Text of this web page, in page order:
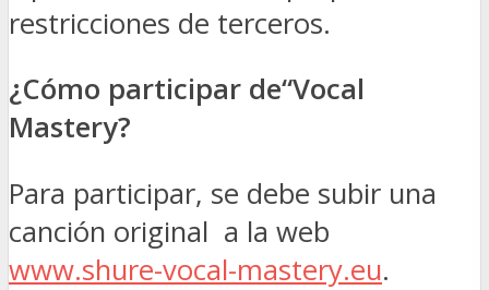
restricciones de terceros.
¿Cómo participar de“Vocal
Mastery?
Para participar, se debe subir una
canción original a la web
www.shure-vocal-mastery.eu.